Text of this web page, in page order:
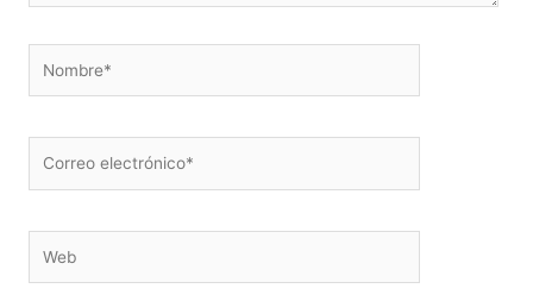
electrónico*